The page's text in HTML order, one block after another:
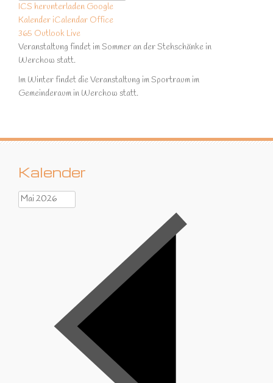
ICS herunterladen Google
Kalender iCalendar Office
365 Outlook Live
Veranstaltung findet im Sommer an der Stehschänke in
Werchow statt.
Im Winter findet die Veranstaltung im Sportraum im
Gemeinderaum in Werchow statt.
Kalender